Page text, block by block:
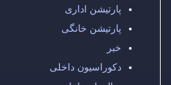
پارتیشن اداری
پارتیشن خانگی
خبر
دکوراسیون داخلی